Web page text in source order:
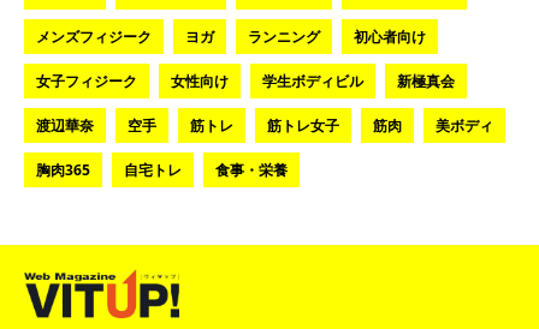
メンズフィジーク ヨガ ランニング 初心者向け
女子フィジーク 女性向け 学生ボディビル 新極真会
渡辺華奈 空手 筋トレ 筋トレ女子 筋肉 美ボディ
胸肉365 自宅トレ 食事・栄養